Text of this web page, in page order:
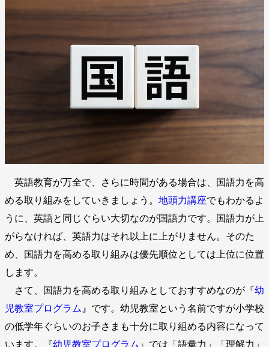
英語教育が万全で、さらに時間がある場合は、国語力を高
める取り組みをしていきましょう。 地頭力講座でもわかるよ
うに、英語と同じぐらい大切なのが国語力です。国語力が上
がらなければ、英語力はそれ以上に上がりません。そのた
め、国語力を高める取り組みは優先順位としては上位に位置
します。
さて、国語力を高める取り組みとしておすすめなのが『幼
児教室プログラム 』です。幼児教室という名前ですが小学校
の低学年ぐらいのお子さまも十分に取り組める内容になって
います。『幼児教室プログラム 』では「語彙力」「理解力」